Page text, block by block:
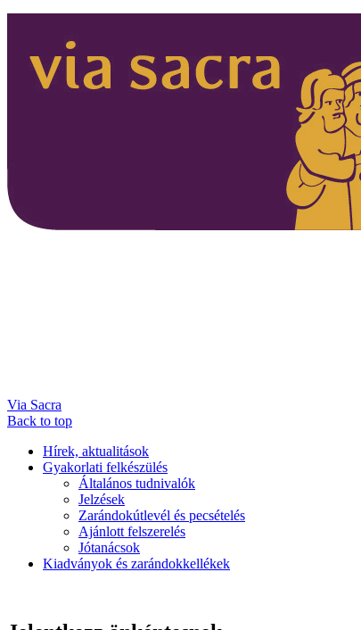
Via Sacra
Back to top
Hírek, aktualitások
Gyakorlati felkészülés
Általános tudnivalók
Jelzések
Zarándokútlevél és pecsételés
Ajánlott felszerelés
Jótanácsok
Kiadványok és zarándokkellékek